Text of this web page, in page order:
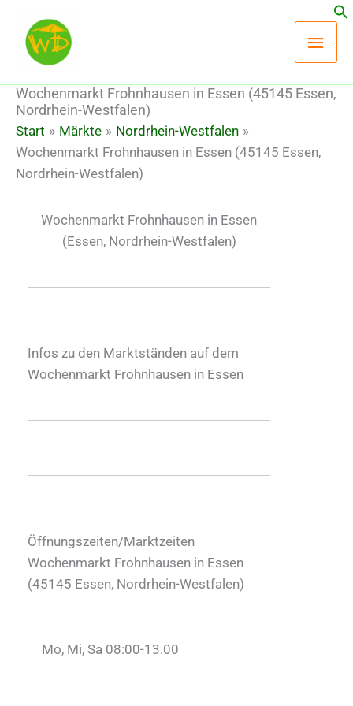
Inhalt
springen
Wochenmarkt Frohnhausen in Essen (45145 Essen,
Nordrhein-Westfalen)
Start Märkte
Nordrhein-Westfalen
Wochenmarkt Frohnhausen in Essen (45145 Essen,
Nordrhein-Westfalen)
Wochenmarkt Frohnhausen in Essen
(Essen, Nordrhein-Westfalen)
Infos zu den Marktständen auf dem
Wochenmarkt Frohnhausen in Essen
Öffnungszeiten/Marktzeiten
Wochenmarkt Frohnhausen in Essen
(45145 Essen, Nordrhein-Westfalen)
Mo, Mi, Sa 08:00-13.00